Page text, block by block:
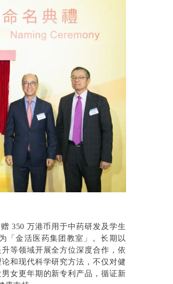
350 万港币用于中药研发及学生
「金活医药集团教室」。长期以
等领域开展全方位深度合作，依
和现代科学研究方法，不仅对健
女更年期的新专利产品，循证新